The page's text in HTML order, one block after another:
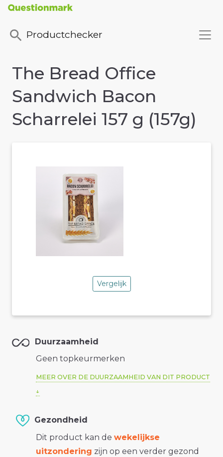
Productchecker
The Bread Office
Sandwich Bacon
Scharrelei 157 g (157g)
Vergelijk
Duurzaamheid
Geen topkeurmerken
MEER OVER DE DUURZAAMHEID VAN DIT PRODUCT
Gezondheid
Dit product kan de wekelijkse
uitzondering zijn op een verder gezond